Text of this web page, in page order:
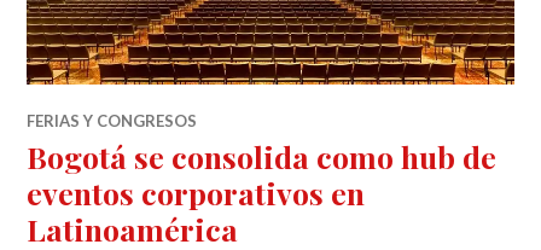
FERIAS Y CONGRESOS
Bogotá se consolida como hub de
eventos corporativos en
Latinoamérica